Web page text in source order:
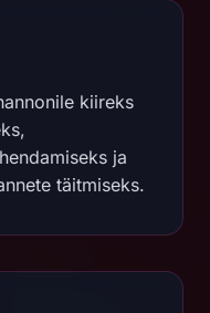
kiireks
ja
täitmiseks.